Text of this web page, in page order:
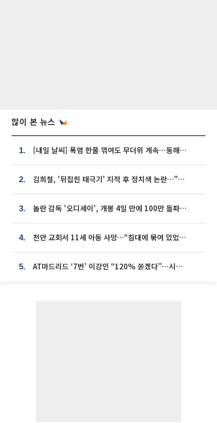
많이 본 뉴스
1. [내일 날씨] 폭염 한풀 꺾여도 무더위 계속⋯동해안 이틀 연속 비
2. 김희철, '뒤집힌 태극기' 지적 후 정치색 논란…"좌우 떠나 우리나라 국기"
3. 놀란 감독 '오디세이', 개봉 4일 만에 100만 돌파⋯'왕사남' 보다 빠르다
4. 천안 교회서 11세 아동 사망…“침대에 묶여 있었다” 진술 확보
5. AT마드리드 ‘7번’ 이강인 “120% 쏟겠다”⋯시메오네 감독 “필요한 선수”